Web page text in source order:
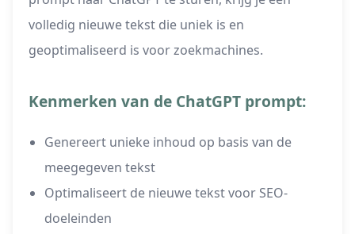
volledig nieuwe tekst die uniek is en
geoptimaliseerd is voor zoekmachines.
Kenmerken van de ChatGPT prompt:
Genereert unieke inhoud op basis van de
meegegeven tekst
Optimaliseert de nieuwe tekst voor SEO-
doeleinden